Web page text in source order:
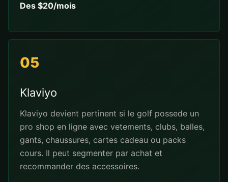
Des $20/mois
05
Klaviyo
Klaviyo devient pertinent si le golf possede un
pro shop en ligne avec vetements, clubs, balles,
gants, chaussures, cartes cadeau ou packs
cours. Il peut segmenter par achat et
recommander des accessoires.